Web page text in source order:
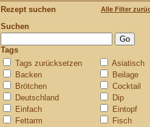
Rezept suchen
Suchen
Tags
Tags zurücksetzen
Asiatisch
Backen
Beilage
Brötchen
Cocktail
Deutschland
Dip
Einfach
Eintopf
Fettarm
Fisch
Alle Filter